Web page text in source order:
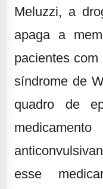
Meluzzi, a
apaga a
pacientes
síndrome de
quadro de
esse